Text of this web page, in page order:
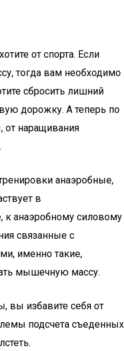
от спорта. Если
тогда вам необходимо
сбросить лишний
дорожку. А теперь по
от наращивания
анаэробные,
в
к анаэробному силовому
связанные с
именно такие,
мышечную массу.
вы избавите себя от
подсчета съеденных